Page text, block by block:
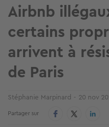
Airbnb
certains
arrivent à
de Paris
Stéphanie Marpinard 20 nov
Partager sur